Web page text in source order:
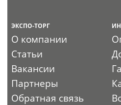
ЭКСПО-ТОРГ
О компании
Статьи
Вакансии
Партнеры
Обратная связь